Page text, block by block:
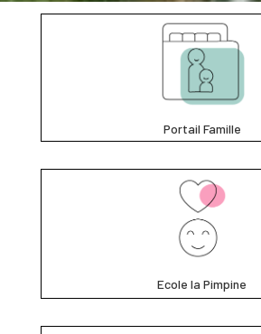
Portail Famille
Ecole la Pimpine